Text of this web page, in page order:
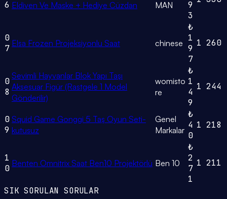
6 Eldiven Ve Maske + Hediye Cüzdan
MAN
9
3
0
7 Elsa Frozen Projeksiyonlu Saat chinese
₺
1
9
7
1 260
0
8
Sevimli Hayvanlar Blok Yapı Taşı
Aksesuar Figür (Rastgele 1 Model
Gönderilir)
womisto
re
₺
1
4
9
1 244
0
9
Squid Game Gonggi 5 Taş Oyun Seti-
kutusuz
Genel
Markalar
₺
4
0
1 218
1
0 Benten Omnitrix Saat Ben10 Projektörlü Ben 10
₺
2
7
1
1 211
SIK SORULAN SORULAR